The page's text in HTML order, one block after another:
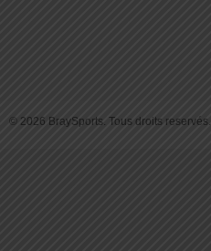
© 2026 BraySports. Tous droits reservés.